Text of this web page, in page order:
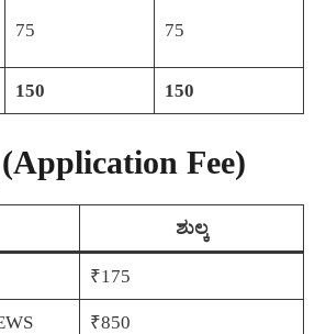
75 75
150 150
Fee)
ಶುಲ್ಕ
₹175
₹850